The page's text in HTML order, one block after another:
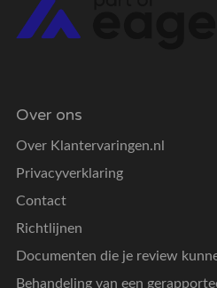
Over ons
Over Klantervaringen.nl
Privacyverklaring
Contact
Richtlijnen
Documenten die je review
Behandeling van een